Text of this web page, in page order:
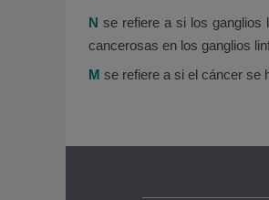
N se refiere a si los ganglios
cancerosas en los ganglios
M se refiere a si el cáncer se